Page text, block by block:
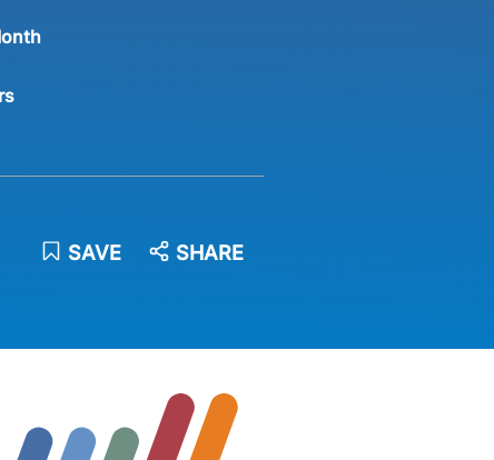
SAVE SHARE